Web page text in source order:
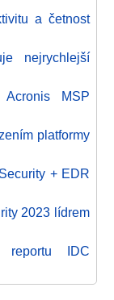
a četnost
nejrychlejší
MSP
platformy
+ EDR
2023 lídrem
IDC